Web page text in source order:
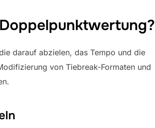
darauf abzielen, das Tempo und die
von Tiebreak-Formaten und